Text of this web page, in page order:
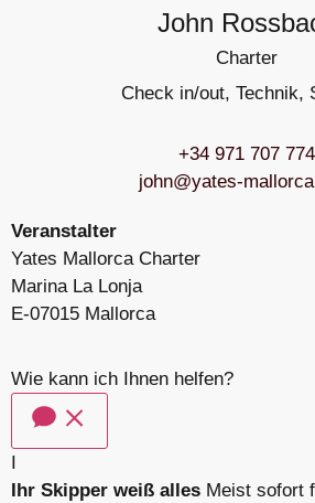
John
Charter
Check in/out, Technik,
+34 971 707 774
john@yates-
Veranstalter
Yates Mallorca Charter
Marina La Lonja
E-07015 Mallorca
Wie kann ich Ihnen helfen?
Ihr Skipper weiß alles Meist sofort